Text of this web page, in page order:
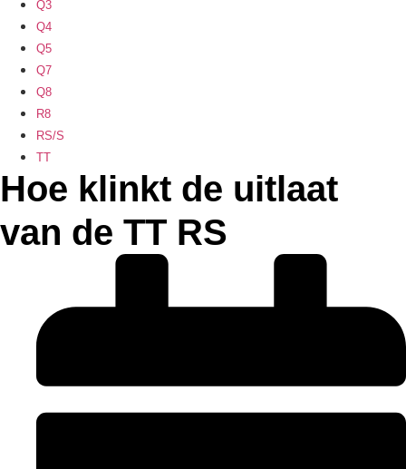
Q3
Q4
Q5
Q7
Q8
R8
RS/S
TT
Hoe klinkt de uitlaat
van de TT RS